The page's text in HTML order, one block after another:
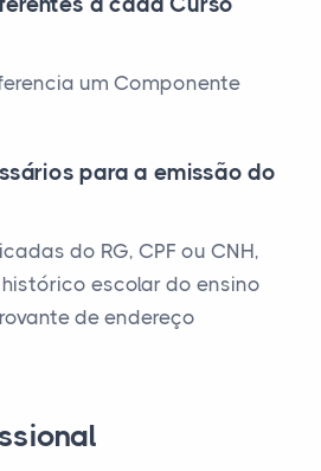
um Componente
para a emissão do
do RG, CPF ou CNH,
escolar do ensino
de endereço